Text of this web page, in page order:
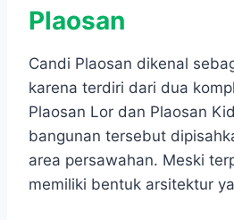
Plaosan
Candi Plaosan dikenal
karena terdiri dari dua
Plaosan Lor dan Plaosan
bangunan tersebut
area persawahan. Meski
memiliki bentuk arsitektur